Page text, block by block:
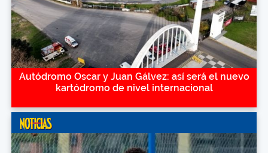
Autódromo Oscar y Juan Gálvez: así será el nuevo
kartódromo de nivel internacional